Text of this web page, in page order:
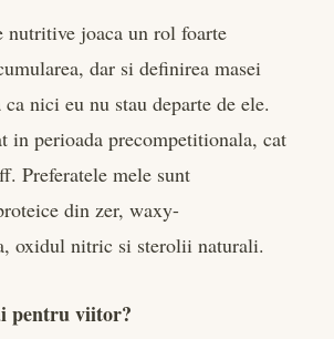
nutritive joaca un rol foarte
dar si definirea masei
ca nici eu nu stau departe de ele.
in perioada precompetitionala, cat
Preferatele mele sunt
din zer, waxy-
oxidul nitric si sterolii naturali.
pentru viitor?